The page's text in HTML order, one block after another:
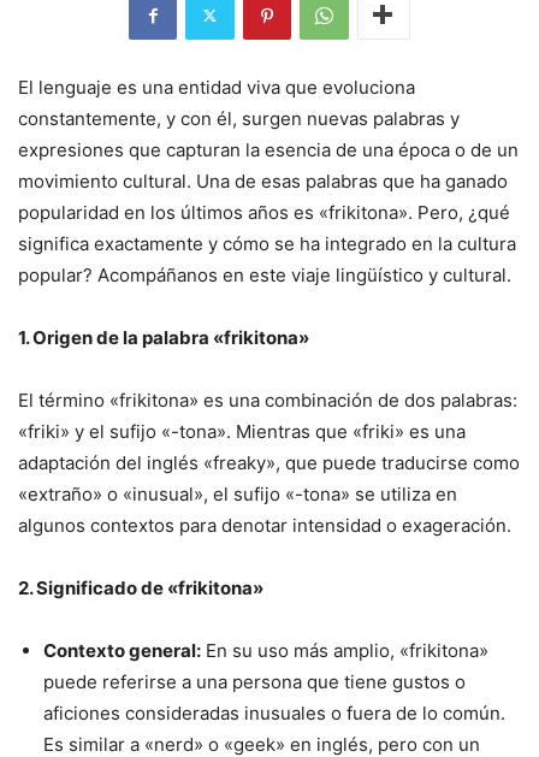
El lenguaje es una entidad viva que evoluciona
constantemente, y con él, surgen nuevas palabras y
expresiones que capturan la esencia de una época o de un
movimiento cultural. Una de esas palabras que ha ganado
popularidad en los últimos años es «frikitona». Pero, ¿qué
significa exactamente y cómo se ha integrado en la cultura
popular? Acompáñanos en este viaje lingüístico y cultural.
1. Origen de la palabra «frikitona»
El término «frikitona» es una combinación de dos palabras:
«friki» y el sufijo «-tona». Mientras que «friki» es una
adaptación del inglés «freaky», que puede traducirse como
«extraño» o «inusual», el sufijo «-tona» se utiliza en
algunos contextos para denotar intensidad o exageración.
2. Significado de «frikitona»
Contexto general: En su uso más amplio, «frikitona»
puede referirse a una persona que tiene gustos o
aficiones consideradas inusuales o fuera de lo común.
Es similar a «nerd» o «geek» en inglés, pero con un